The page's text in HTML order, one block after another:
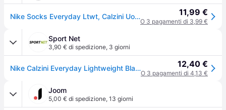
Nike Socks Everyday Ltwt, Calzini Uomo, Bianco (White/Black), L 11,99 €
O 3 pagamenti di 3,99 €
Sport Net
3,90 € di spedizione, 3 giorni
Nike Calzini Everyday Lightweight Black 12,40 €
O 3 pagamenti di 4,13 €
Joom
5,00 € di spedizione, 13 giorni